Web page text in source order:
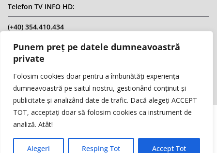
Punem preț pe datele dumneavoastră
private
Folosim cookies doar pentru a îmbunătăți experiența
dumneavoastră pe saitul nostru, gestionând conținut și
publicitate și analizând date de trafic. Dacă alegeți ACCEPT
TOT, acceptați doar să folosim cookies ca instrument de
analiză. Atât!
Alegeri Resping Tot Accept Tot
Telefon TV INFO HD:
(+40) 354.410.434
Email: infohd20@gmail.com
Website: www.replicahd.ro